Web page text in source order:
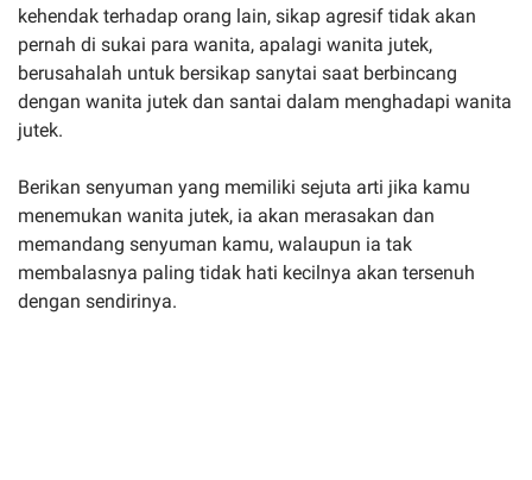
kehendak terhadap orang lain, sikap agresif tidak akan
pernah di sukai para wanita, apalagi wanita jutek,
berusahalah untuk bersikap sanytai saat berbincang
dengan wanita jutek dan santai dalam menghadapi wanita
jutek.
Berikan senyuman yang memiliki sejuta arti jika kamu
menemukan wanita jutek, ia akan merasakan dan
memandang senyuman kamu, walaupun ia tak
membalasnya paling tidak hati kecilnya akan tersenuh
dengan sendirinya.